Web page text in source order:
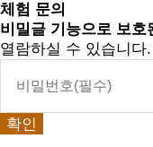
체험 문의
비밀글 기능으로 보호
열람하실 수 있습니